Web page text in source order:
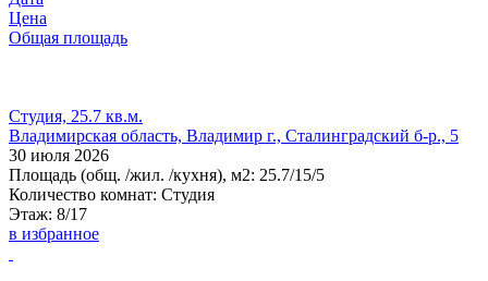
Цена
Общая площадь
Студия, 25.7 кв.м.
Владимирская область, Владимир г., Сталинградский б-р., 5
30 июля 2026
Площадь (общ. /жил. /кухня), м2: 25.7/15/5
Количество комнат: Студия
Этаж: 8/17
в избранное